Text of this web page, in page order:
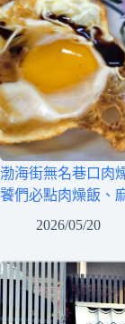
渤海街無名巷口肉
饕們必點肉燥飯、
2026/05/20